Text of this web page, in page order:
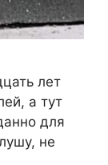
лет
а тут
для
не